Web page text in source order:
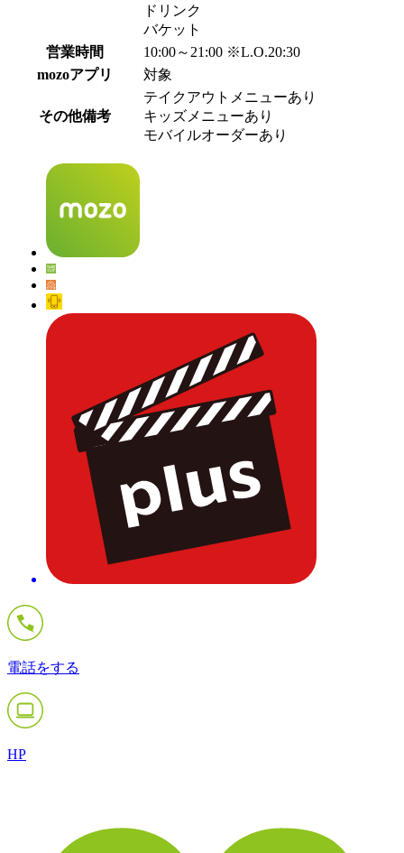
ドリンク
バケット
営業時間
10:00～21:00 ※L.O.20:30
mozoアプリ
対象
その他備考
テイクアウトメニューあり
キッズメニューあり
モバイルオーダーあり
電話をする
HP